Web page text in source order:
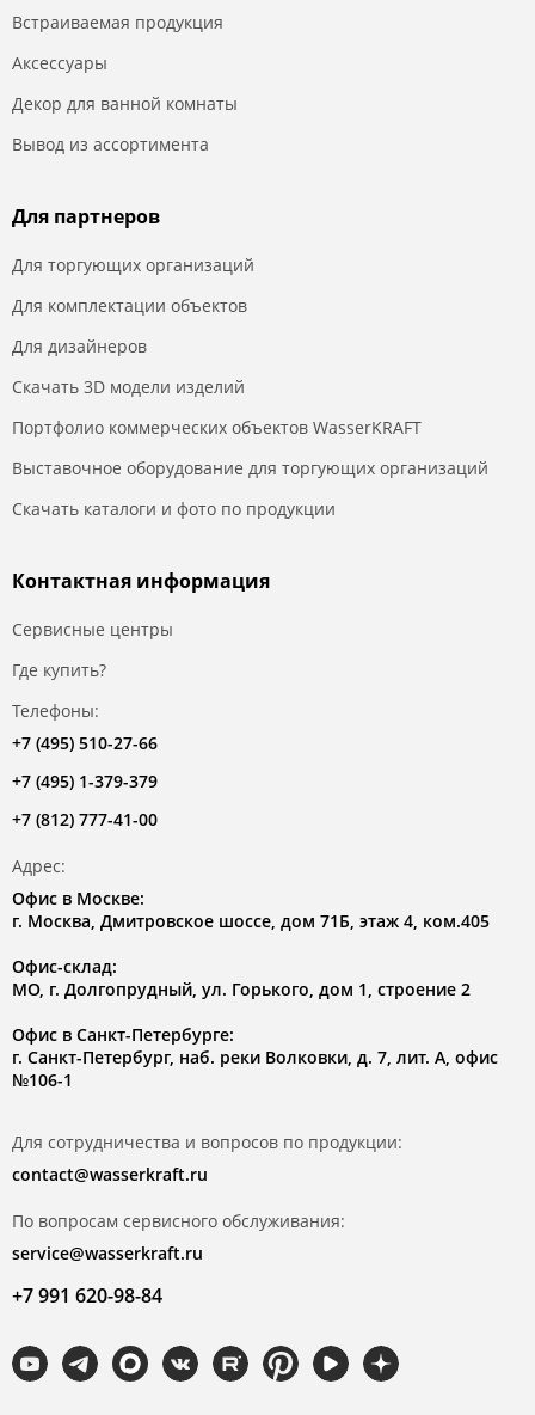
Встраиваемая продукция
Аксессуары
Декор для ванной комнаты
Вывод из ассортимента
Для партнеров
Для торгующих организаций
Для комплектации объектов
Для дизайнеров
Скачать 3D модели изделий
Портфолио коммерческих объектов WasserKRAFT
Выставочное оборудование для торгующих организаций
Скачать каталоги и фото по продукции
Контактная информация
Сервисные центры
Где купить?
Телефоны:
+7 (495) 510-27-66
+7 (495) 1-379-379
+7 (812) 777-41-00
Адрес:
Офис в Москве:
г. Москва, Дмитровское шоссе, дом 71Б, этаж 4, ком.405
Офис-склад:
МО, г. Долгопрудный, ул. Горького, дом 1, строение 2
Офис в Санкт-Петербурге:
г. Санкт-Петербург, наб. реки Волковки, д. 7, лит. А, офис
№106-1
Для сотрудничества и вопросов по продукции:
contact@wasserkraft.ru
По вопросам сервисного обслуживания:
service@wasserkraft.ru
+7 991 620-98-84